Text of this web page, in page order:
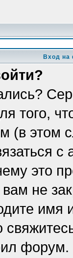
Вход на
того,
(в этом
это
не
форум.